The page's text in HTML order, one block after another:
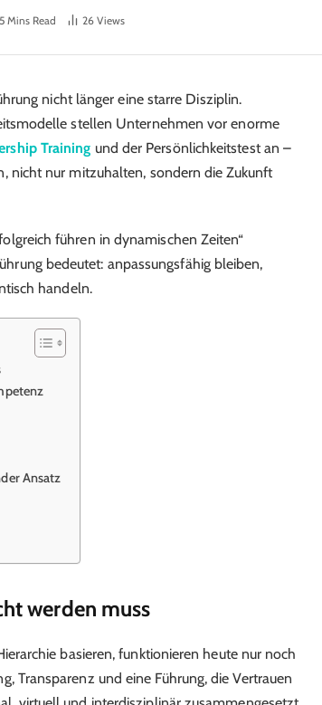
5 Mins Read 26 Views
nicht länger eine starre Disziplin.
stellen Unternehmen vor enorme
Training und der Persönlichkeitstest an –
nicht nur mitzuhalten, sondern die Zukunft
führen in dynamischen Zeiten“
bedeutet: anpassungsfähig bleiben,
handeln.
Ansatz
werden muss
basieren, funktionieren heute nur noch
Transparenz und eine Führung, die Vertrauen